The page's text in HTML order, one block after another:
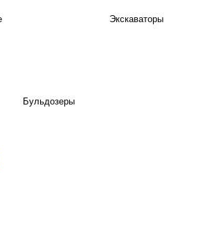
Экскаваторы
Бульдозеры